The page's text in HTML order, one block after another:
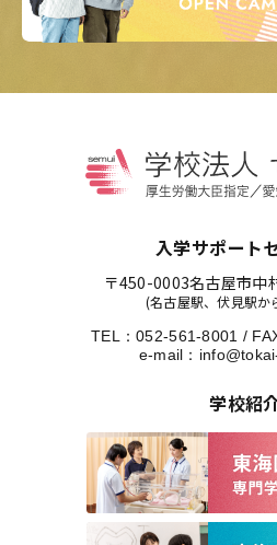
入学サポート
〒450-0003名古屋市中
(名古屋駅、伏見駅か
TEL：052-561-8001 /
e-mail：
学校紹